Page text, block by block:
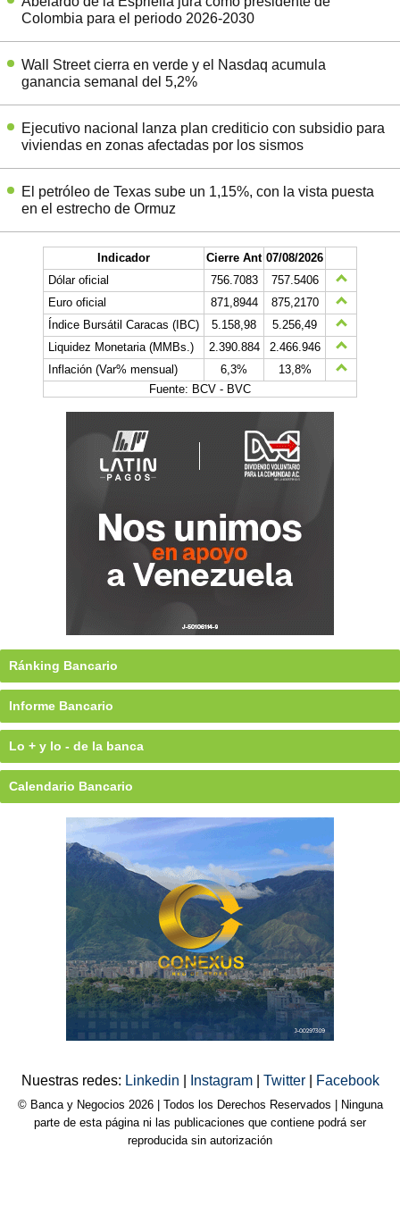
Colombia para el periodo 2026-2030
Wall Street cierra en verde y el Nasdaq acumula
ganancia semanal del 5,2%
Ejecutivo nacional lanza plan crediticio con subsidio para
viviendas en zonas afectadas por los sismos
El petróleo de Texas sube un 1,15%, con la vista puesta
en el estrecho de Ormuz
Indicador Cierre Ant 07/08/2026
Dólar oficial
756.7083
757.5406
Euro oficial
871,8944
875,2170
Índice Bursátil Caracas (IBC)
5.158,98
5.256,49
Liquidez Monetaria (MMBs.)
2.390.884
2.466.946
Inflación (Var% mensual)
6,3%
13,8%
Fuente: BCV - BVC
Ránking Bancario
Informe Bancario
Lo + y lo - de la banca
Calendario Bancario
Nuestras redes: Linkedin Instagram Twitter Facebook
© Banca y Negocios 2026 | Todos los Derechos Reservados | Ninguna
parte de esta página ni las publicaciones que contiene podrá ser
reproducida sin autorización